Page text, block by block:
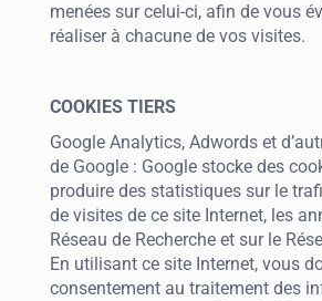
menées sur celui-ci, afin de vous
réaliser à chacune de vos visites.
COOKIES TIERS
Google Analytics, Adwords et
de Google : Google stocke des
produire des statistiques sur le
de visites de ce site Internet, les
Réseau de Recherche et sur le
En utilisant ce site Internet, vous
consentement au traitement des